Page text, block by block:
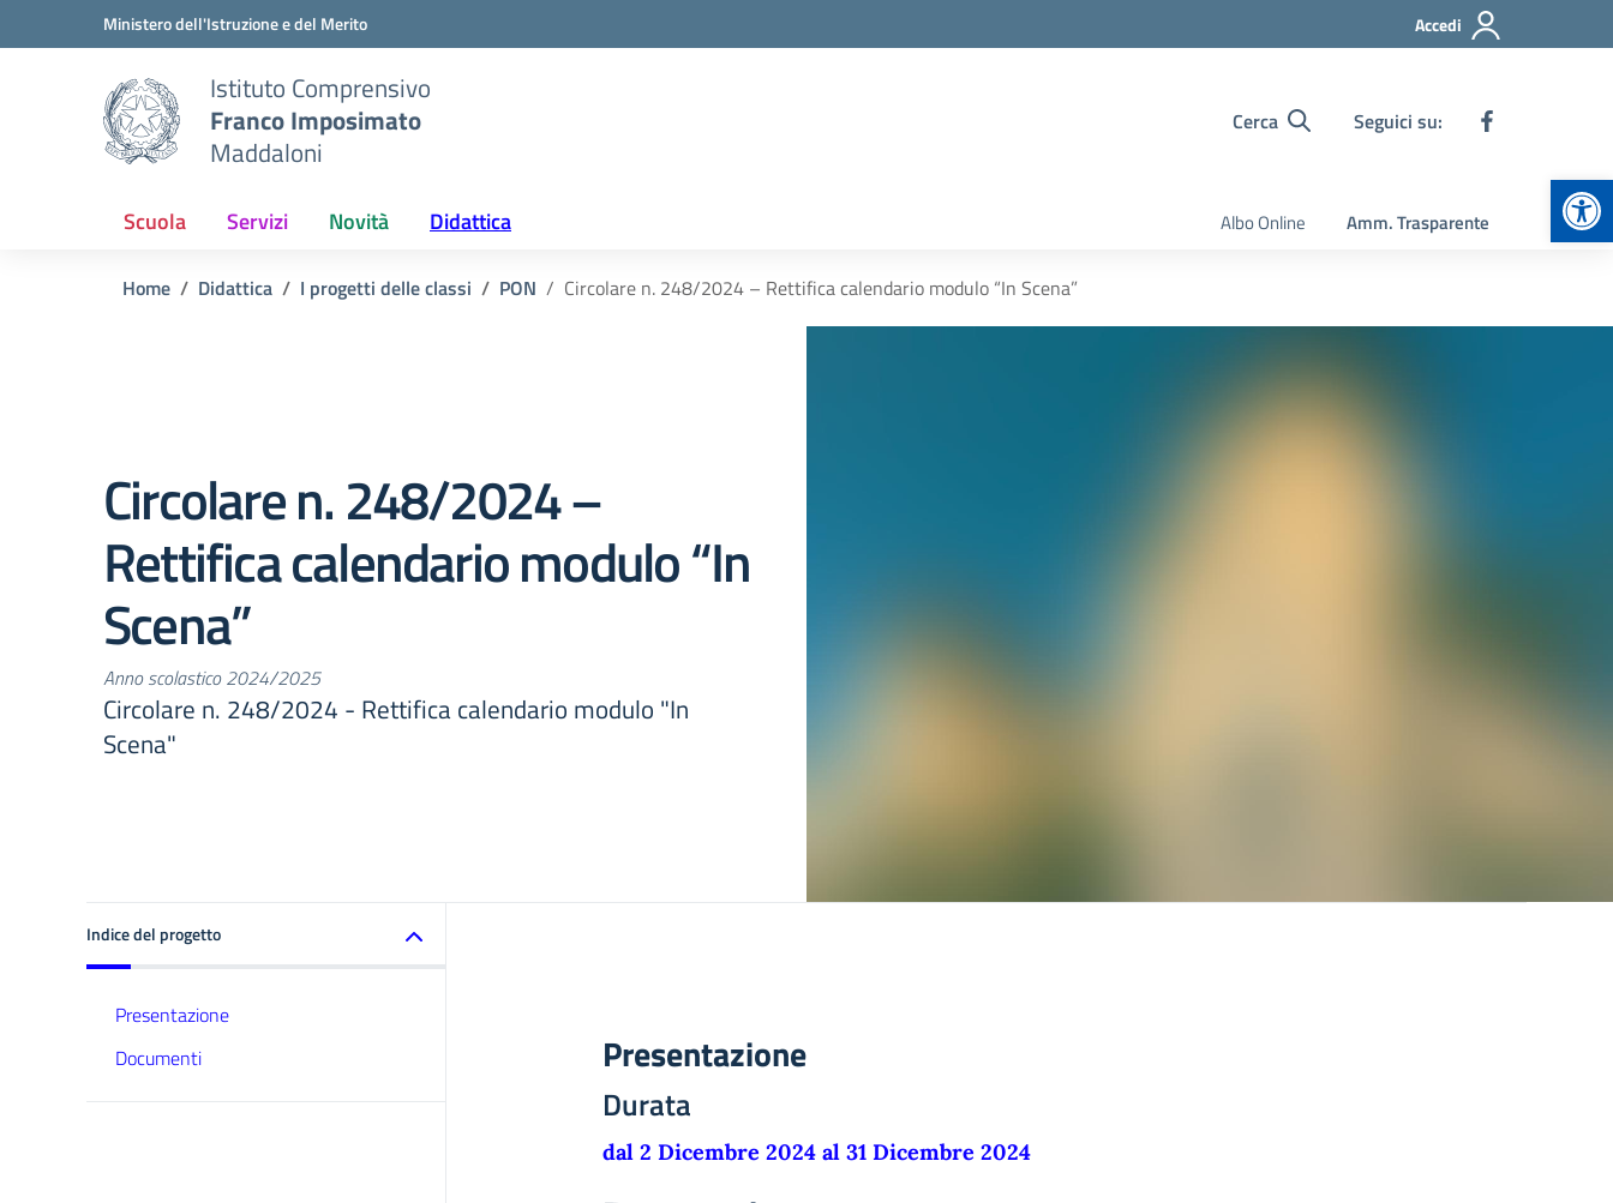
Vai ai contenuti
Vai al menu di navigazioneMinistero dell'Istruzione e del Merito Accedi
Istituto Comprensivo
Franco Imposimato
Maddaloni
Cerca Seguici su:
Scuola Servizi Novità Didattica Albo Online Amm. Trasparente
Home Didattica I progetti delle classi PON Circolare n. 248/2024 – Rettifica calendario modulo “In Scena”
Circolare n. 248/2024 –
Rettifica calendario modulo “In
Scena”
Anno scolastico 2024/2025
Circolare n. 248/2024 - Rettifica calendario modulo "In
Scena"
Indice del progetto
Presentazione
Documenti
Presentazione
Durata
dal 2 Dicembre 2024 al 31 Dicembre 2024